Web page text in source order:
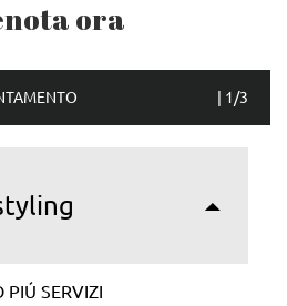
ora